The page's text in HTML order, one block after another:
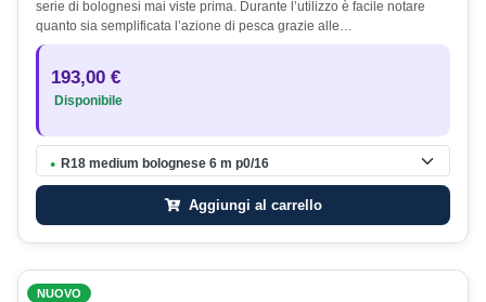
serie di bolognesi mai viste prima. Durante l’utilizzo è facile notare
quanto sia semplificata l’azione di pesca grazie alle…
193,00 €
Disponibile
● R18 medium bolognese 6 m p0/16
Aggiungi al carrello
NUOVO